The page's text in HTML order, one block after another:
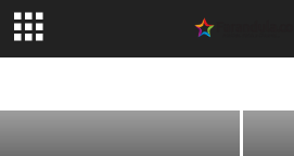
«Burundanga» en el
Castellana